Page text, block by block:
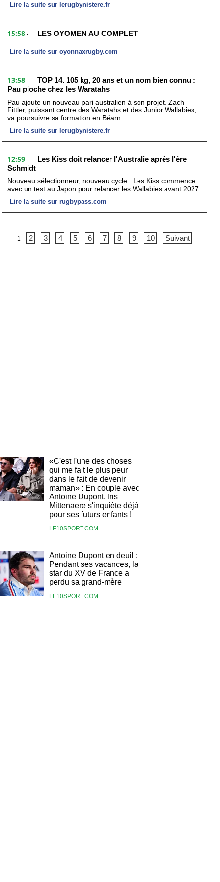
Lire la suite sur lerugbynistere.fr
15:58 - LES OYOMEN AU COMPLET
Lire la suite sur oyonnaxrugby.com
13:58 -
TOP 14. 105 kg, 20 ans et un nom bien connu :
Pau pioche chez les Waratahs
Pau ajoute un nouveau pari australien à son projet. Zach
Fittler, puissant centre des Waratahs et des Junior Wallabies,
va poursuivre sa formation en Béarn.
Lire la suite sur lerugbynistere.fr
12:59 -
Les Kiss doit relancer l'Australie après l'ère
Schmidt
Nouveau sélectionneur, nouveau cycle : Les Kiss commence
avec un test au Japon pour relancer les Wallabies avant 2027.
Lire la suite sur rugbypass.com
1 - 2 - 3 - 4 - 5 - 6 - 7 - 8 - 9 - 10 - Suivant
«C'est l'une des choses
qui me fait le plus peur
dans le fait de devenir
maman» : En couple avec
Antoine Dupont, Iris
Mittenaere s'inquiète déjà
pour ses futurs enfants !
LE10SPORT.COM
Antoine Dupont en deuil :
Pendant ses vacances, la
star du XV de France a
perdu sa grand-mère
LE10SPORT.COM